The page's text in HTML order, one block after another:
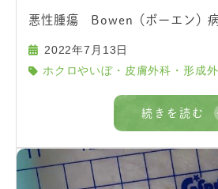
悪性腫瘍 Bowen（ボーエン）
2022年7月13日
ホクロやいぼ・皮膚外科・形成
続きを読む